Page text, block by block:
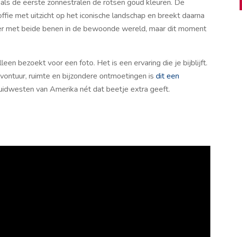
de eerste zonnestralen de rotsen goud kleuren. De
met uitzicht op het iconische landschap en breekt daarna
met beide benen in de bewoonde wereld, maar dit moment
bezoekt voor een foto. Het is een ervaring die je bijblijft.
ruimte en bijzondere ontmoetingen isdit een
van Amerika nét dat beetje extra geeft.